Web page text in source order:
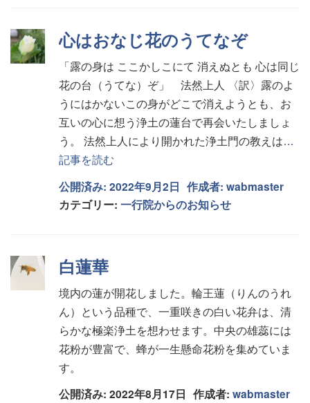
心はおなじ花のうてなぞ
「露の身は ここかしこにて 消えぬとも 心は同じ
花の台（うてな）ぞ」 法然上人 〈訳〉露のよ
うにはかないこの身がどこで消えようとも、お
互いの心に想う浄土の蓮台で再会いたしましょ
う。 法然上人により開かれた浄土門の教えは…
記事を読む
公開済み: 2022年9月2日 作成者: wabmaster
カテゴリー: 一行院からのお知らせ
白蓮華
境内の蓮が開花しました。輪王蓮（りんのうれ
ん）という品種で、一重咲きの白い花弁は、清
らかな極楽浄土を想わせます。中央の雄蕊には
花粉が豊富で、蜂が一生懸命花粉を集めていま
す。
公開済み: 2022年8月17日 作成者: wabmaster